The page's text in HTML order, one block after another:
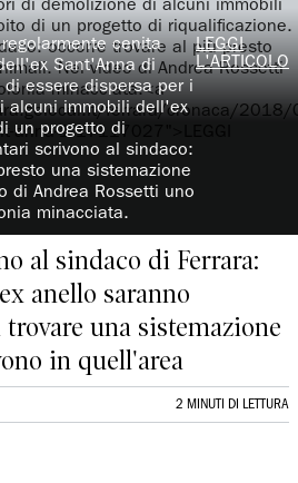
cenita
Sant'Anna di
essere dispersa per i
alcuni immobili dell'ex
un progetto di
scrivono al sindaco:
una sistemazione
di Andrea Rossetti uno
minacciata.
LEGGI
L'ARTICOLO
al sindaco di Ferrara:
anello saranno
una sistemazione
in quell'area
2 MINUTI DI LETTURA